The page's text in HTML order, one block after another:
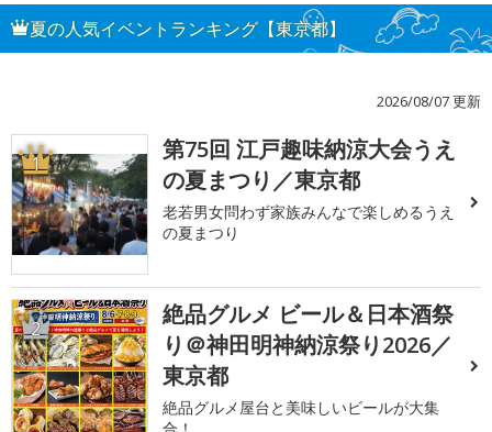
夏の人気イベントランキング【東京都】
2026/08/07 更新
1
第75回 江戸趣味納涼大会うえ
の夏まつり／東京都
老若男女問わず家族みんなで楽しめるうえ
の夏まつり
2
絶品グルメ ビール＆日本酒祭
り＠神田明神納涼祭り2026／
東京都
絶品グルメ屋台と美味しいビールが大集
合！